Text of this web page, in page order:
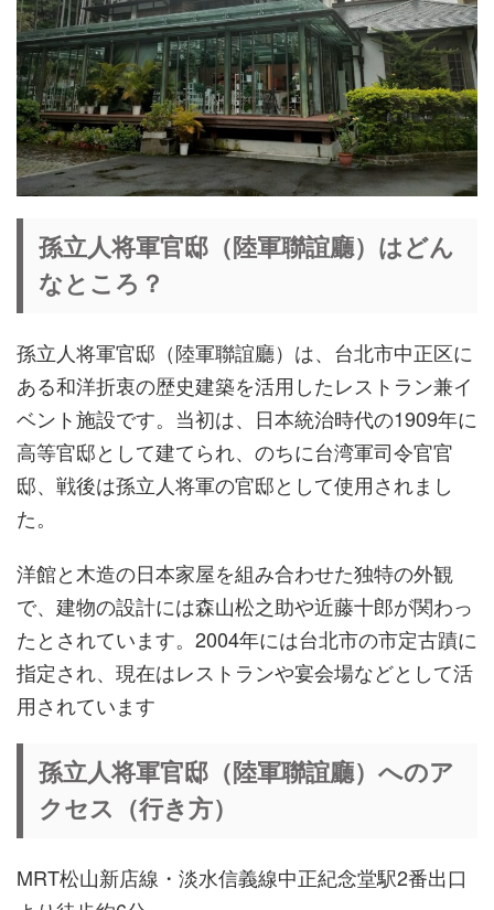
孫立人将軍官邸（陸軍聯誼廳）はどん
なところ？
孫立人将軍官邸（陸軍聯誼廳）は、台北市中正区に
ある和洋折衷の歴史建築を活用したレストラン兼イ
ベント施設です。当初は、日本統治時代の1909年に
高等官邸として建てられ、のちに台湾軍司令官官
邸、戦後は孫立人将軍の官邸として使用されまし
た。
洋館と木造の日本家屋を組み合わせた独特の外観
で、建物の設計には森山松之助や近藤十郎が関わっ
たとされています。2004年には台北市の市定古蹟に
指定され、現在はレストランや宴会場などとして活
用されています
孫立人将軍官邸（陸軍聯誼廳）へのア
クセス（行き方）
MRT松山新店線・淡水信義線中正紀念堂駅2番出口